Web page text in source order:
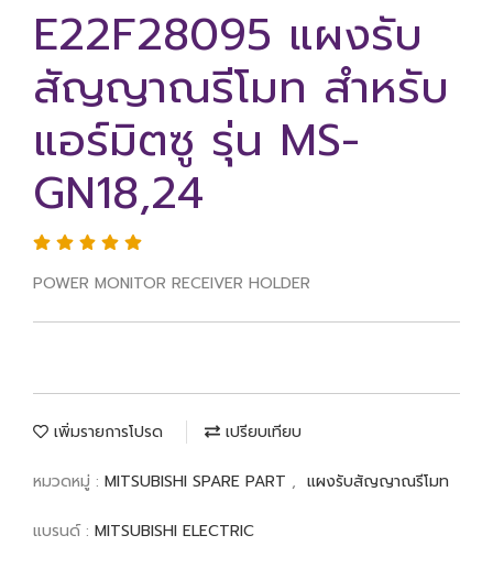
E22F28095 แผงรับ
สัญญาณรีโมท สำหรับ
แอร์มิตซู รุ่น MS-
GN18,24
POWER MONITOR RECEIVER HOLDER
เพิ่มรายการโปรด เปรียบเทียบ
หมวดหมู่ : MITSUBISHI SPARE PART , แผงรับสัญญาณรีโมท
แบรนด์ : MITSUBISHI ELECTRIC